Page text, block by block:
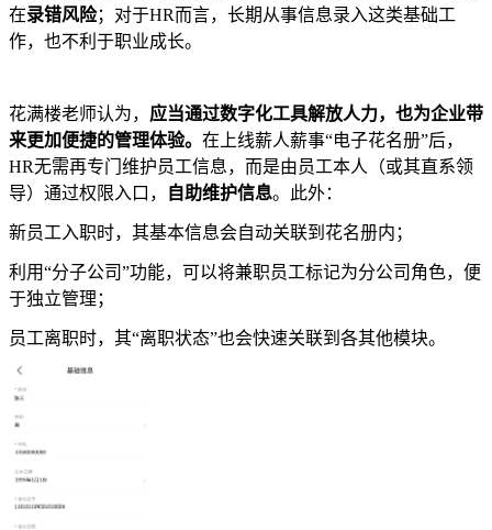
在录错风险；对于HR而言，长期从事信息录入这类基础工
作，也不利于职业成长。
花满楼老师认为， 应当通过数字化工具解放人力，也为企业带
来更加便捷的管理体验。 在上线薪人薪事“电子花名册”后，
HR无需再专门维护员工信息，而是由员工本人（或其直系领
导）通过权限入口，
自助维护信息。此外：
新员工入职时，其基本信息会自动关联到花名册内；
利用“分子公司”功能，可以将兼职员工标记为分公司角色，便
于独立管理；
员工离职时，其“离职状态”也会快速关联到各其他模块。